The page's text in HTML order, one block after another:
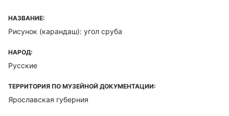
НАЗВАНИЕ:
Рисунок (карандаш): угол сруба
НАРОД:
Русские
ТЕРРИТОРИЯ ПО МУЗЕЙНОЙ ДОКУМЕНТАЦИИ:
Ярославская губерния